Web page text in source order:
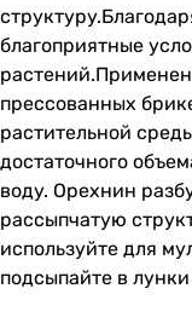
благоприятные
прессованных
растительной
достаточного
воду. Орехнин
рассыпчатую
используйте для
подсыпайте в